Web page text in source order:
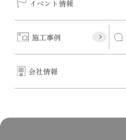
イベント情報
施工事例
会社情報